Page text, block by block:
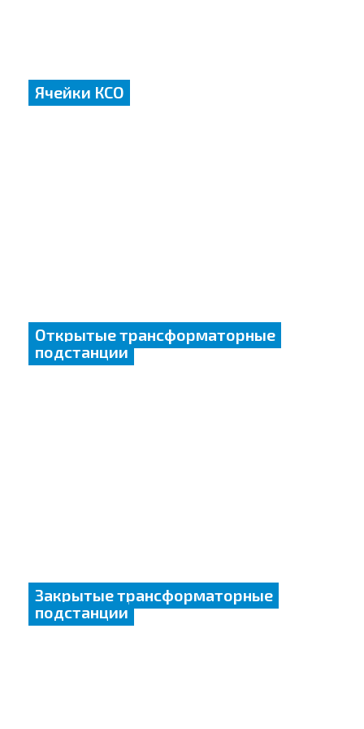
Ячейки КСО
Открытые трансформаторные
подстанции
Закрытые трансформаторные
подстанции